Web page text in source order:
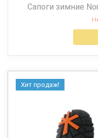
Сапоги зимние
Хит продаж!